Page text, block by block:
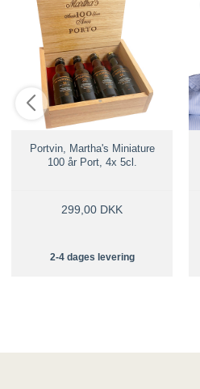
Portvin, Martha's Miniature
100 år Port, 4x 5cl.
299,00 DKK
2-4 dages levering